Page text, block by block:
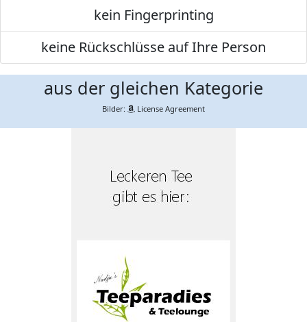
kein Fingerprinting
keine Rückschlüsse auf Ihre Person
aus der gleichen Kategorie
Bilder: License Agreement